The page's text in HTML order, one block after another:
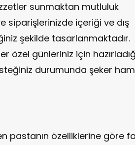
sunmaktan mutluluk
siparişlerinizde içeriği ve dış
şekilde tasarlanmaktadır.
özel günleriniz için
durumunda şeker
pastanın özelliklerine göre